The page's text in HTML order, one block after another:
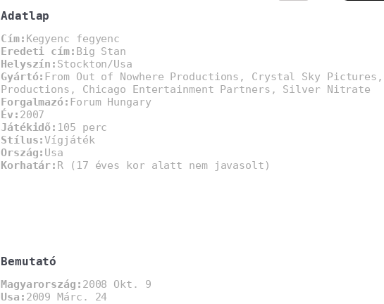
Adatlap
Cím: Kegyenc fegyenc
Eredeti cím: Big Stan
Helyszín: Stockton/Usa
Gyártó: From Out of Nowhere Productions, Crystal Sky
Productions, Chicago Entertainment Partners, Silver Nitrate
Forgalmazó: Forum Hungary
Év: 2007
Játékidő: 105 perc
Stílus:Vígjáték
Ország: Usa
Korhatár: R (17 éves kor alatt nem javasolt)
Bemutató
Magyarország: 2008 Okt. 9
Usa: 2009 Márc. 24